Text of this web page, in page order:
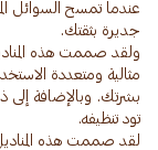
عندما تمسح السوائل
ولقد صممت هذه
مثالية ومتعددة
بشرتك. وبالإضافة إلى
لقد صممت هذه المناديل